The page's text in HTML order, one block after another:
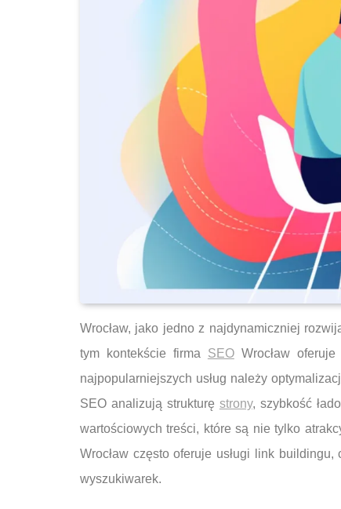
Wrocław, jako jedno z najdynamiczniej
tym kontekście firma SEOWrocław
najpopularniejszych usług należy
SEO analizują strukturę strony, szybkość
wartościowych treści, które są nie tylko
Wrocław często oferuje usługi link
wyszukiwarek.